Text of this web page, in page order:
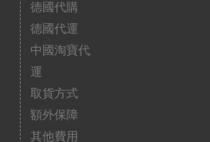
德國代購
德國代運
中國淘寶代
運
取貨方式
額外保障
其他費用